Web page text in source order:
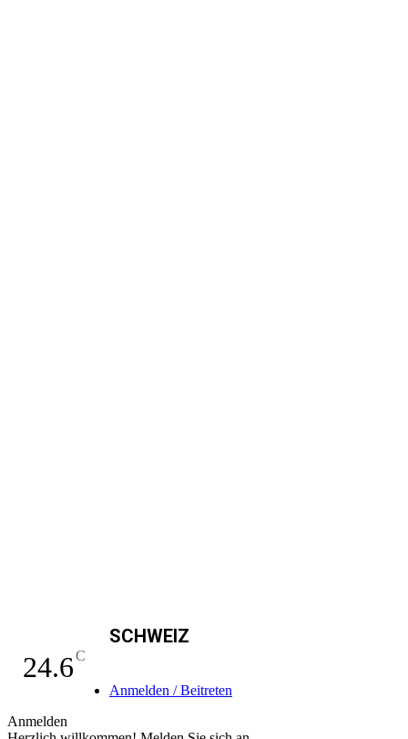
24.6C
SCHWEIZ
Anmelden / Beitreten
Anmelden